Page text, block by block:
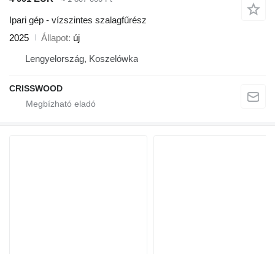
Ipari gép - vízszintes szalagfűrész
2025
Állapot új
Lengyelország, Koszelówka
CRISSWOOD